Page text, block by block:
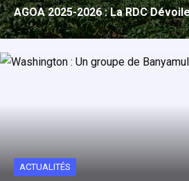
AGOA 2025-2026 : La RDC
ACTUALITÉS